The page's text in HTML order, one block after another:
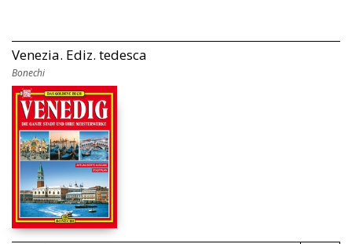
Venezia. Ediz. tedesca
Bonechi